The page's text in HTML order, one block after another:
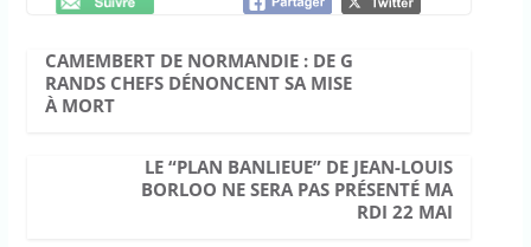
CAMEMBERT DE NORMANDIE : DE G
RANDS CHEFS DÉNONCENT SA MISE
À MORT
LE “PLAN BANLIEUE” DE JEAN-LOUIS
BORLOO NE SERA PAS PRÉSENTÉ MA
RDI 22 MAI